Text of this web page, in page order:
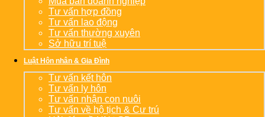
Tư vấn hợp đồng
Tư vấn lao động
Tư vấn thường xuyên
Sở hữu trí tuệ
Luật Hôn nhân & Gia Đình
Tư vấn kết hôn
Tư vấn ly hôn
Tư vấn nhận con nuôi
Tư vấn về hộ tịch & Cư trú